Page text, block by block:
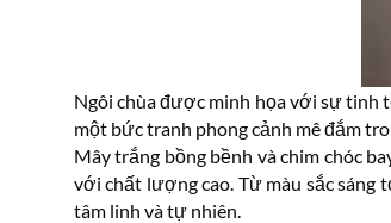
Ngôi chùa được minh họa với sự tinh
một bức tranh phong cảnh mê đắm
Mây trắng bồng bềnh và chim chóc
với chất lượng cao. Từ màu sắc sáng
tâm linh và tự nhiên.